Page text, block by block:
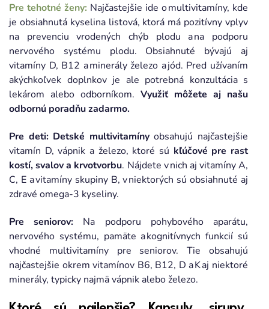
Pre tehotné ženy: Najčastejšie ide o multivitamíny, kde
je obsiahnutá kyselina listová, ktorá má pozitívny vplyv
na prevenciu vrodených chýb plodu a na podporu
nervového systému plodu. Obsiahnuté bývajú aj
vitamíny D, B12 a minerály železo a jód. Pred užívaním
akýchkoľvek doplnkov je ale potrebná konzultácia s
lekárom alebo odborníkom. Využiť môžete aj našu
odbornú poradňu zadarmo.
Pre deti: Detské multivitamínyobsahujú najčastejšie
vitamín D, vápnik a železo, ktoré sú kľúčové pre rast
kostí, svalov a krvotvorbu. Nájdete v nich aj vitamíny A,
C, E a vitamíny skupiny B, v niektorých sú obsiahnuté aj
zdravé omega-3 kyseliny.
Pre seniorov: Na podporu pohybového aparátu,
nervového systému, pamäte a kognitívnych funkcií sú
vhodné multivitamíny pre seniorov. Tie obsahujú
najčastejšie okrem vitamínov B6, B12, D a K aj niektoré
minerály, typicky najmä vápnik alebo železo.